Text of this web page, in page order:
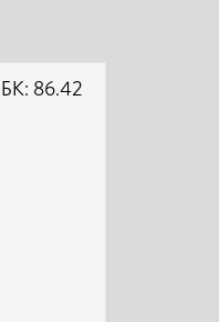
86.42